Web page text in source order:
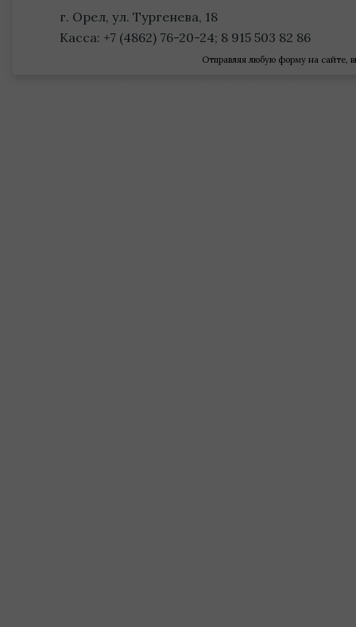
г. Орел, ул. Тургенева, 18
Касса: +7 (4862) 76-20-24; 8 915 503 82 86
Отправляя любую форму на сайте,